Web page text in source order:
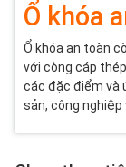
Ổ khóa
Ổ khóa an toàn
với còng cáp
các đặc điểm và
sản, công nghiệp